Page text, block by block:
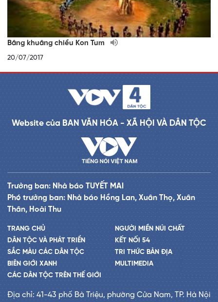
Bâng khuâng chiều Kon Tum
20/07/2017
Website của BAN VĂN HÓA - XÃ HỘI VÀ DÂN TỘC
Trưởng ban: Nhà báo TUYẾT MAI
Phó trưởng ban: Nhà báo Hồng Lan, Xuân Thọ, Xuân
Thân, Hoài Thu
TRANG CHỦ
DÂN TỘC VÀ PHÁT TRIỂN
SẮC MÀU CÁC DÂN TỘC
BIÊN GIỚI XANH
CÁC DÂN TỘC TRÊN THẾ GIỚI
NGƯỜI MIỀN NÚI CHẤT
KẾT NỐI 54
TRI THỨC BẢN ĐỊA
MULTIMEDIA
Địa chỉ: 41-43 phố Bà Triệu, phường Cửa Nam, TP. Hà Nội